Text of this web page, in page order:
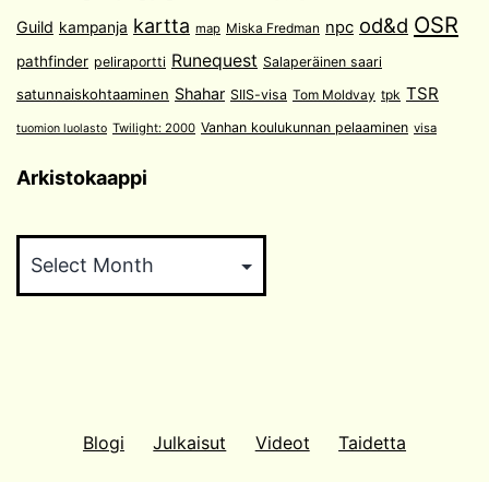
Guild kampanja kartta map Miska Fredman npc od&d OSR
pathfinder peliraportti Runequest Salaperäinen saari
satunnaiskohtaaminen Shahar SIIS-visa Tom Moldvay tpk TSR
tuomion luolasto Twilight: 2000 Vanhan koulukunnan pelaaminen visa
Arkistokaappi
Blogi Julkaisut Videot Taidetta